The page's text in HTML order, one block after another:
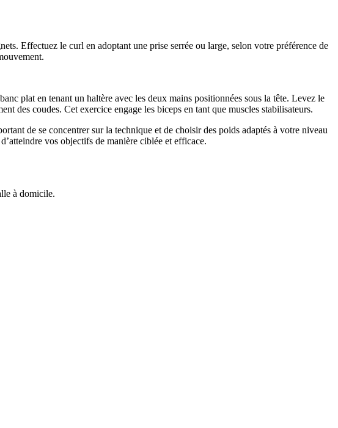
Effectuez le curl en adoptant une prise serrée ou large, selon votre préférence de
plat en tenant un haltère avec les deux mains positionnées sous la tête. Levez le
des coudes. Cet exercice engage les biceps en tant que muscles stabilisateurs.
de se concentrer sur la technique et de choisir des poids adaptés à votre niveau
vos objectifs de manière ciblée et efficace.
à domicile.